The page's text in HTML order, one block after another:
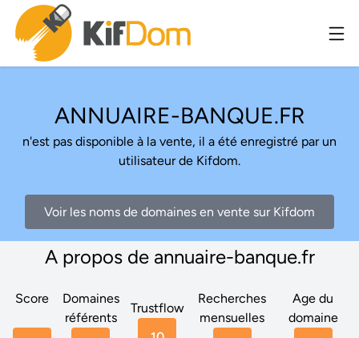
ANNUAIRE-BANQUE.FR
n'est pas disponible à la vente, il a été enregistré par un
utilisateur de Kifdom.
Voir les noms de domaines en vente sur Kifdom
A propos de annuaire-banque.fr
Score
Domaines
référents
Trustflow
Recherches
mensuelles
Age du
domaine